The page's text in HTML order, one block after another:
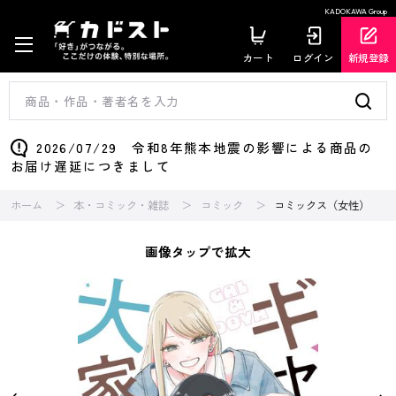
KADOKAWA Group
カート ログイン 新規登録
2026/07/29 令和8年熊本地震の影響による商品の
お届け遅延につきまして
ホーム 本・コミック・雑誌 コミック コミックス（女性）
画像タップで拡大